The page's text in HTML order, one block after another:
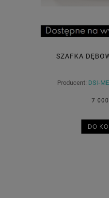
SZAFKA
Producent: DSI-
7
DO